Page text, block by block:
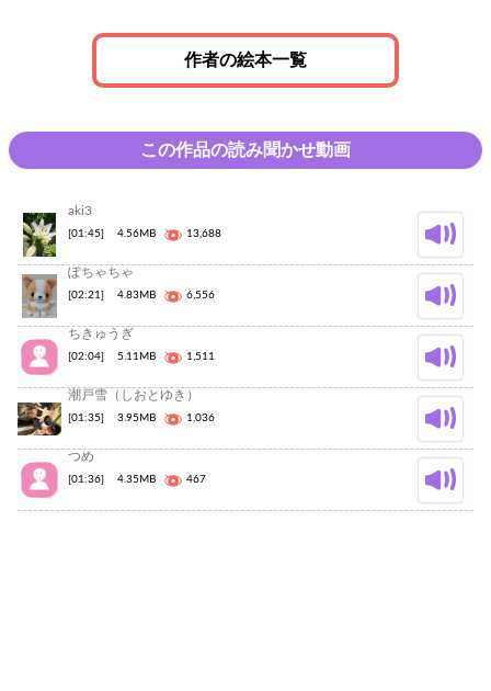
作者の絵本一覧
この作品の読み聞かせ動画
aki3
[01:45] 4.56MB 13,688
ぽちゃちゃ
[02:21] 4.83MB 6,556
ちきゅうぎ
[02:04] 5.11MB 1,511
潮戸雪（しおとゆき）
[01:35] 3.95MB 1,036
つめ
[01:36] 4.35MB 467